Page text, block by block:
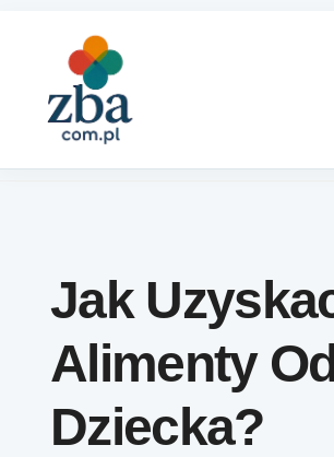
Jak
Alimenty
Dziecka?